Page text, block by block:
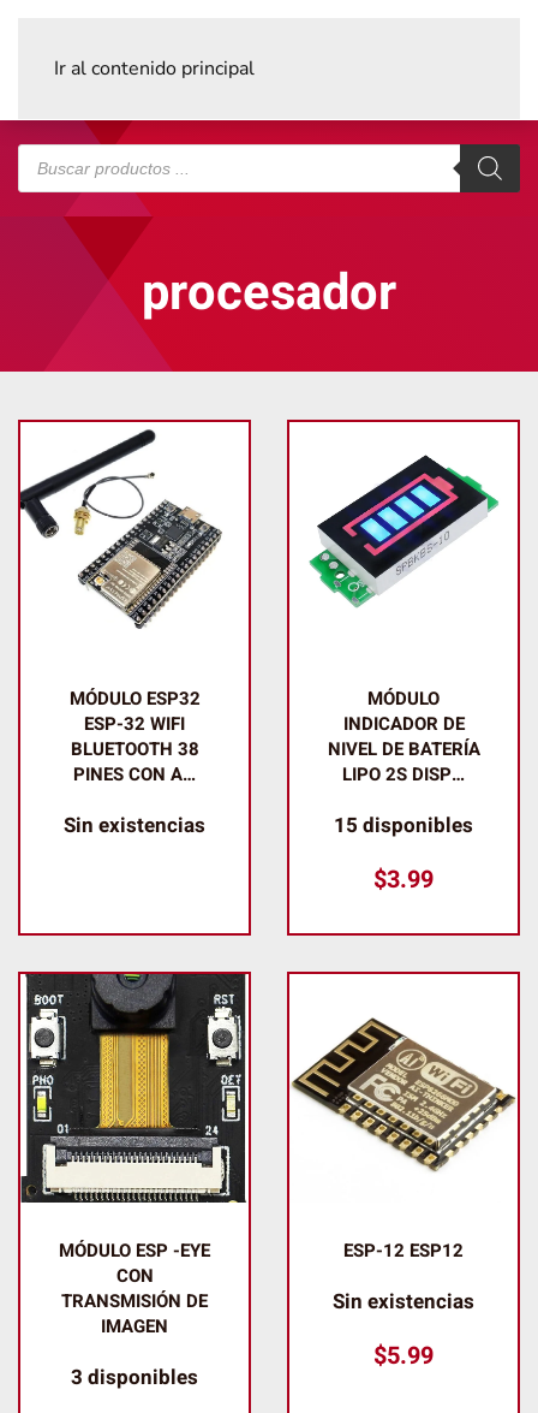
Ir al contenido principal
Búsqueda
de
productos
procesador
MÓDULO ESP32
ESP-32 WIFI
BLUETOOTH 38
PINES CON A…
Sin existencias
MÓDULO
INDICADOR DE
NIVEL DE BATERÍA
LIPO 2S DISP…
15 disponibles
$3.99
MÓDULO ESP -EYE
CON
TRANSMISIÓN DE
IMAGEN
3 disponibles
ESP-12 ESP12
Sin existencias
$5.99